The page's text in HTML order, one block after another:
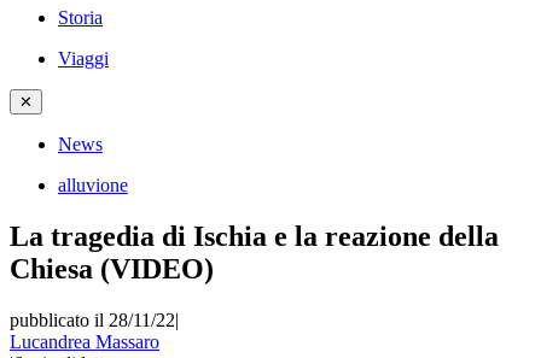
Storia
Viaggi
✕
News
alluvione
La tragedia di Ischia e la reazione della
Chiesa (VIDEO)
pubblicato il 28/11/22|
Lucandrea Massaro